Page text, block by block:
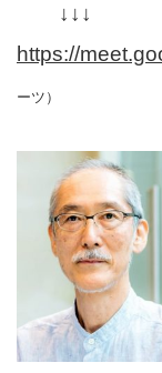
↓↓↓
https://
ーツ）